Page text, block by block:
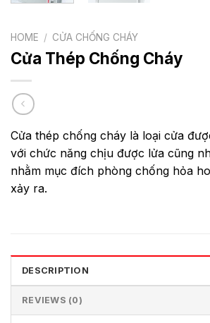
HOME / CỬA CHỐNG CHÁY
Cửa Thép Chống Cháy
Cửa thép chống cháy là loại cửa
với chức năng chịu được lửa cũng
nhằm mục đích phòng chống hỏa
xảy ra.
DESCRIPTION
REVIEWS (0)